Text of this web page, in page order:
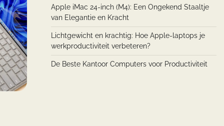
Apple iMac 24-inch (M4): Een Ongekend Staaltje
van Elegantie en Kracht
Lichtgewicht en krachtig: Hoe Apple-laptops je
werkproductiviteit verbeteren?
De Beste Kantoor Computers voor Productiviteit